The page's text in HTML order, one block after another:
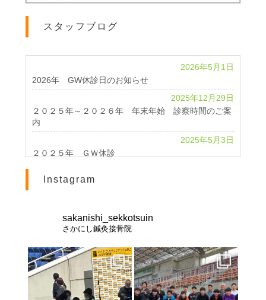
スタッフブログ
2026年5月1日
2026年 GW休診日のお知らせ
2025年12月29日
２０２５年～２０２６年 年末年始 診察時間のご案
内
2025年5月3日
２０２５年 ＧＷ休診
2024 GWのお知らせ
休診のお知らせ
北海道インターハイ２０２３ 棒高跳び 男女優勝
2023年2月28日
交通事故治療は《さかにし鍼灸接骨院》へ
2021年8月21日
Instagram
sakanishi_sekkotsuin
さかにし鍼灸接骨院